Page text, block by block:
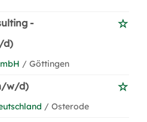
-
d)
/ Göttingen
w/d)
/ Osterode